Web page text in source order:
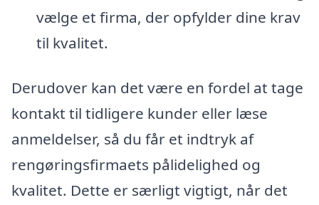
vælge et firma, der opfylder dine krav
til kvalitet.
Derudover kan det være en fordel at tage
kontakt til tidligere kunder eller læse
anmeldelser, så du får et indtryk af
rengøringsfirmaets pålidelighed og
kvalitet. Dette er særligt vigtigt, når det